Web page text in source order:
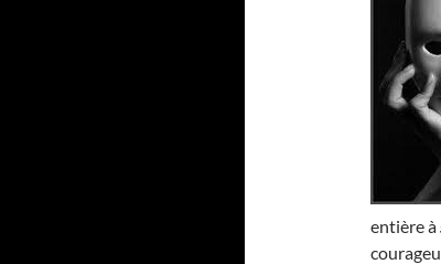
entière à